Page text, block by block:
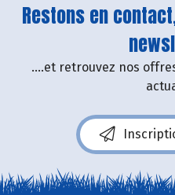
Restons en
....et retrouvez nos